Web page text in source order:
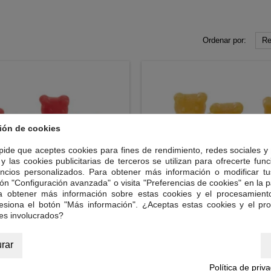
Ordenar por:
sabor a jengibre y limón.
de cookies
que aceptes cookies para fines de rendimiento, redes sociales y
las cookies publicitarias de terceros se utilizan para ofrecerte
personalizados. Para obtener más información o modificar
"Configuración avanzada" o visita "Preferencias de cookies" en la
obtener más información sobre estas cookies y el
el botón "Más información". ¿Aceptas estas cookies y el
involucrados?
Política de